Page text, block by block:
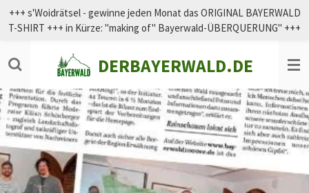
Zum
Hauptinhalt
DERBAYERWALD.DE
+++ s'Woidrätsel - gewinne jeden Monat das ORIGINAL BAYERWALD
T-SHIRT +++ in Kürze: "making of" Bayerwald-ÜBERQUERUNG" +++